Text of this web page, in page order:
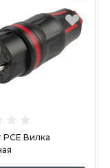
PCE Вилка